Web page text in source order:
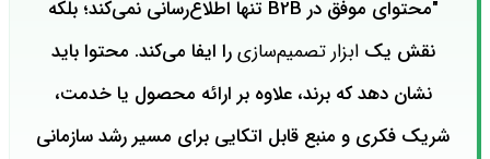
"محتوای موفق در B2B تنها اطلاع‌رسانی نمی‌کند؛ بلکه
نقش یکابزار تصمیم‌سازیرا ایفا می‌کند. محتوا باید
نشان دهد که برند، علاوه بر ارائه محصول یا خدمت،
شریک فکری و منبع قابل اتکایی برای مسیر رشد سازمانی